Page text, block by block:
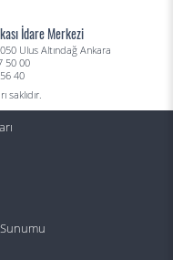
İdare Merkezi
Ulus Altındağ Ankara
50 00
40
saklıdır.